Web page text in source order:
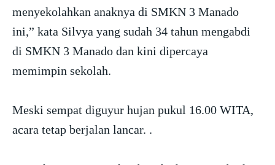
menyekolahkan anaknya di SMKN 3 Manado
ini,” kata Silvya yang sudah 34 tahun mengabdi
di SMKN 3 Manado dan kini dipercaya
memimpin sekolah.
Meski sempat diguyur hujan pukul 16.00 WITA,
acara tetap berjalan lancar. .